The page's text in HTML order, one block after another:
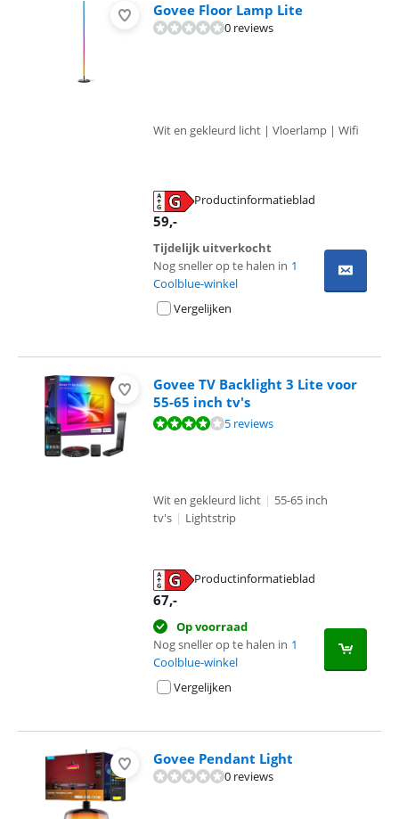
Govee Floor Lamp Lite
0 reviews
Wit en gekleurd licht | Vloerlamp | Wifi
Productinformatieblad
59,-
Tijdelijk uitverkocht
Nog sneller op te halen in 1
Coolblue-winkel
Vergelijken
Govee TV Backlight 3 Lite voor
55-65 inch tv's
Beoordeling is 8,3 van de 10, gebaseerd op 5 reviews.
5 reviews
Wit en gekleurd licht | 55-65 inch
tv's | Lightstrip
Productinformatieblad
67,-
Op voorraad
Nog sneller op te halen in 1
Coolblue-winkel
Vergelijken
Govee Pendant Light
0 reviews